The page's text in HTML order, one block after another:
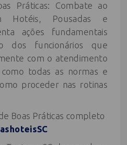
Práticas: Combate ao
Hotéis, Pousadas e
ações fundamentais
dos funcionários que
com o atendimento
todas as normas e
proceder nas rotinas
Boas Práticas completo